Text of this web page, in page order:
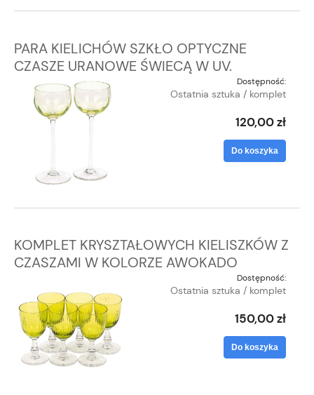
PARA KIELICHÓW SZKŁO OPTYCZNE
CZASZE URANOWE ŚWIECĄ W UV.
Dostępność:
Ostatnia sztuka / komplet
120,00 zł
Do koszyka
KOMPLET KRYSZTAŁOWYCH KIELISZKÓW Z
CZASZAMI W KOLORZE AWOKADO
Dostępność:
Ostatnia sztuka / komplet
150,00 zł
Do koszyka